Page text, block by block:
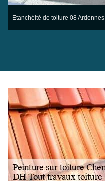
Etanchéité de toiture 08 Ardennes